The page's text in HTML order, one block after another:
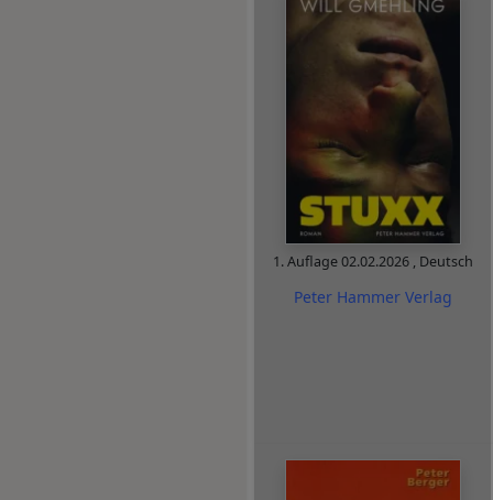
1. Auflage02.02.2026 , Deutsch
Peter Hammer Verlag